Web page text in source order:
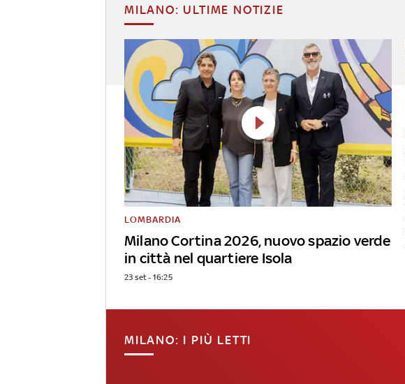
MILANO: ULTIME NOTIZIE
Milano Cortina 2026, nuovo spazio verde
in città nel quartiere Isola
LOMBARDIA
23 set - 16:25
MILANO: I PIÙ LETTI